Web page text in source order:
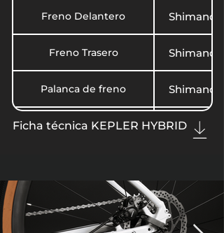
Freno Delantero Shimano
Freno Trasero Shimano
Palanca de freno Shimano
Buje Delantero
Solon
Rin
Ficha técnica KEPLER HYBRID